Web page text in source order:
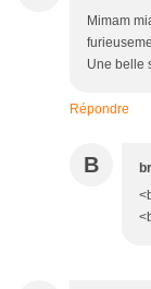
Mimam
Une belle
Répondre
B